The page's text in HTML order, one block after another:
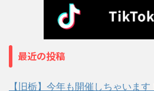
最近の投稿
【旧栃】今年も開催しちゃいま